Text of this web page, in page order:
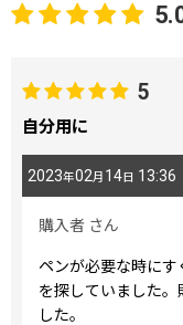
5
自分用に
2023年02月 14日 13:36
購入者 さん
ペンが必要な時にす
を探していました
した。